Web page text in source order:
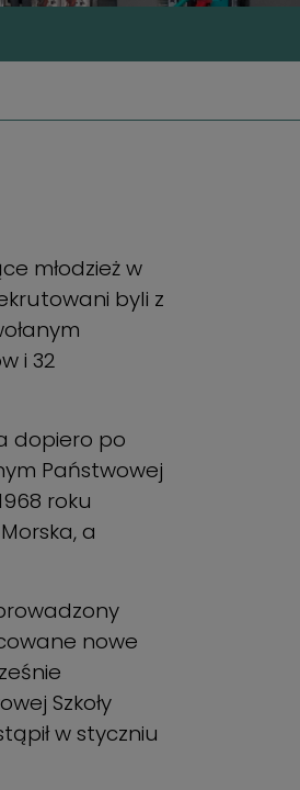
młodzież w
byli z
i 32
dopiero po
Państwowej
roku
a
nowe
Szkoły
w styczniu